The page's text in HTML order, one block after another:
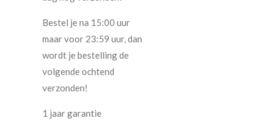
Bestel je na 15:00 uur
maar voor 23:59 uur, dan
wordt je bestelling de
volgende ochtend
verzonden!
1 jaar garantie